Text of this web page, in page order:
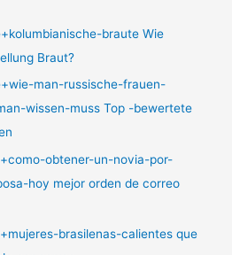
braute Wie
Braut?
man-russische-frauen-
wissen-muss Top -bewertete
obtener-un-novia-por-
hoy mejor orden de correo
brasilenas-calientes que